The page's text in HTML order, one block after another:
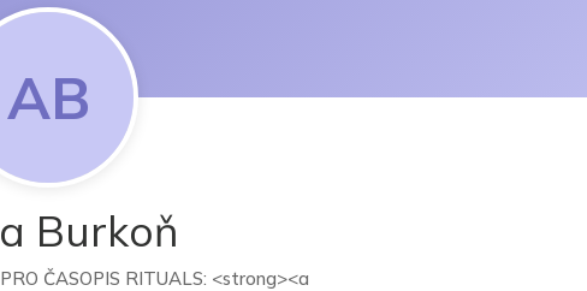
AB
Burkoň
ČASOPIS RITUALS: <strong><a